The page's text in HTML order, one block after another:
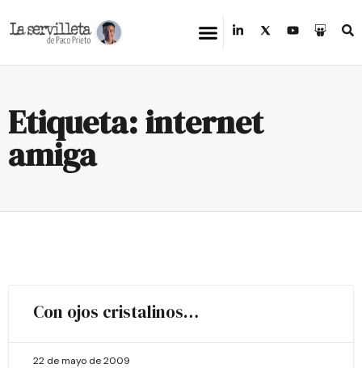
Etiqueta: internet
amiga
Con ojos cristalinos…
22 de mayo de 2009